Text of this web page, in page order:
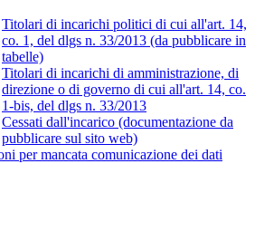
Titolari di incarichi politici di cui all'art. 14,
co. 1, del dlgs n. 33/2013 (da pubblicare in
tabelle)
Titolari di incarichi di amministrazione, di
direzione o di governo di cui all'art. 14, co.
1-bis, del dlgs n. 33/2013
Cessati dall'incarico (documentazione da
pubblicare sul sito web)
per mancata comunicazione dei dati